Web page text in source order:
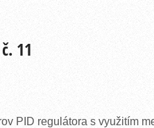
11
PID regulátora s využitím